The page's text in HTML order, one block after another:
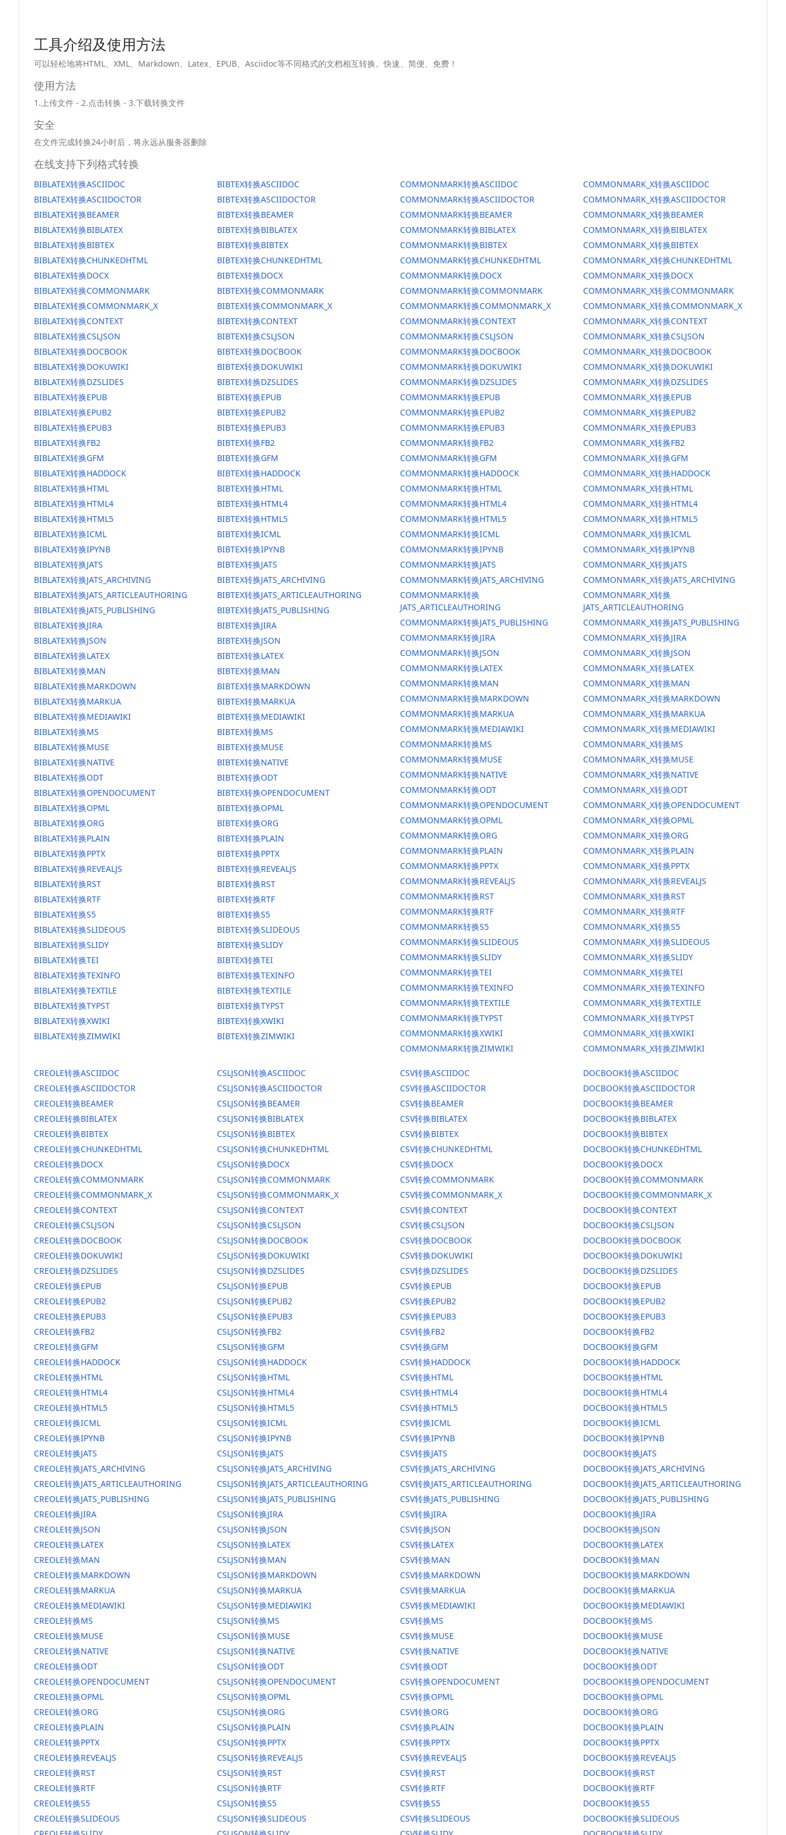
工具介绍及使用方法
可以轻松地将HTML、XML、Markdown、Latex、EPUB、Asciidoc等不同格式的文档相互转换。快速、简便、免费！
使用方法
1.上传文件 - 2.点击转换 - 3.下载转换文件
安全
在文件完成转换24小时后，将永远从服务器删除
在线支持下列格式转换
BIBLATEX转换ASCIIDOC
BIBLATEX转换ASCIIDOCTOR
BIBLATEX转换BEAMER
BIBLATEX转换BIBLATEX
BIBLATEX转换BIBTEX
BIBLATEX转换CHUNKEDHTML
BIBLATEX转换DOCX
BIBLATEX转换COMMONMARK
BIBLATEX转换COMMONMARK_X
BIBLATEX转换CONTEXT
BIBLATEX转换CSLJSON
BIBLATEX转换DOCBOOK
BIBLATEX转换DOKUWIKI
BIBLATEX转换DZSLIDES
BIBLATEX转换EPUB
BIBLATEX转换EPUB2
BIBLATEX转换EPUB3
BIBLATEX转换FB2
BIBLATEX转换GFM
BIBLATEX转换HADDOCK
BIBLATEX转换HTML
BIBLATEX转换HTML4
BIBLATEX转换HTML5
BIBLATEX转换ICML
BIBLATEX转换IPYNB
BIBLATEX转换JATS
BIBLATEX转换JATS_ARCHIVING
BIBLATEX转换JATS_ARTICLEAUTHORING
BIBLATEX转换JATS_PUBLISHING
BIBLATEX转换JIRA
BIBLATEX转换JSON
BIBLATEX转换LATEX
BIBLATEX转换MAN
BIBLATEX转换MARKDOWN
BIBLATEX转换MARKUA
BIBLATEX转换MEDIAWIKI
BIBLATEX转换MS
BIBLATEX转换MUSE
BIBLATEX转换NATIVE
BIBLATEX转换ODT
BIBLATEX转换OPENDOCUMENT
BIBLATEX转换OPML
BIBLATEX转换ORG
BIBLATEX转换PLAIN
BIBLATEX转换PPTX
BIBLATEX转换REVEALJS
BIBLATEX转换RST
BIBLATEX转换RTF
BIBLATEX转换S5
BIBLATEX转换SLIDEOUS
BIBLATEX转换SLIDY
BIBLATEX转换TEI
BIBLATEX转换TEXINFO
BIBLATEX转换TEXTILE
BIBLATEX转换TYPST
BIBLATEX转换XWIKI
BIBLATEX转换ZIMWIKI
BIBTEX转换ASCIIDOC
BIBTEX转换ASCIIDOCTOR
BIBTEX转换BEAMER
BIBTEX转换BIBLATEX
BIBTEX转换BIBTEX
BIBTEX转换CHUNKEDHTML
BIBTEX转换DOCX
BIBTEX转换COMMONMARK
BIBTEX转换COMMONMARK_X
BIBTEX转换CONTEXT
BIBTEX转换CSLJSON
BIBTEX转换DOCBOOK
BIBTEX转换DOKUWIKI
BIBTEX转换DZSLIDES
BIBTEX转换EPUB
BIBTEX转换EPUB2
BIBTEX转换EPUB3
BIBTEX转换FB2
BIBTEX转换GFM
BIBTEX转换HADDOCK
BIBTEX转换HTML
BIBTEX转换HTML4
BIBTEX转换HTML5
BIBTEX转换ICML
BIBTEX转换IPYNB
BIBTEX转换JATS
BIBTEX转换JATS_ARCHIVING
BIBTEX转换JATS_ARTICLEAUTHORING
BIBTEX转换JATS_PUBLISHING
BIBTEX转换JIRA
BIBTEX转换JSON
BIBTEX转换LATEX
BIBTEX转换MAN
BIBTEX转换MARKDOWN
BIBTEX转换MARKUA
BIBTEX转换MEDIAWIKI
BIBTEX转换MS
BIBTEX转换MUSE
BIBTEX转换NATIVE
BIBTEX转换ODT
BIBTEX转换OPENDOCUMENT
BIBTEX转换OPML
BIBTEX转换ORG
BIBTEX转换PLAIN
BIBTEX转换PPTX
BIBTEX转换REVEALJS
BIBTEX转换RST
BIBTEX转换RTF
BIBTEX转换S5
BIBTEX转换SLIDEOUS
BIBTEX转换SLIDY
BIBTEX转换TEI
BIBTEX转换TEXINFO
BIBTEX转换TEXTILE
BIBTEX转换TYPST
BIBTEX转换XWIKI
BIBTEX转换ZIMWIKI
COMMONMARK转换ASCIIDOC
COMMONMARK转换ASCIIDOCTOR
COMMONMARK转换BEAMER
COMMONMARK转换BIBLATEX
COMMONMARK转换BIBTEX
COMMONMARK转换CHUNKEDHTML
COMMONMARK转换DOCX
COMMONMARK转换COMMONMARK
COMMONMARK转换COMMONMARK_X
COMMONMARK转换CONTEXT
COMMONMARK转换CSLJSON
COMMONMARK转换DOCBOOK
COMMONMARK转换DOKUWIKI
COMMONMARK转换DZSLIDES
COMMONMARK转换EPUB
COMMONMARK转换EPUB2
COMMONMARK转换EPUB3
COMMONMARK转换FB2
COMMONMARK转换GFM
COMMONMARK转换HADDOCK
COMMONMARK转换HTML
COMMONMARK转换HTML4
COMMONMARK转换HTML5
COMMONMARK转换ICML
COMMONMARK转换IPYNB
COMMONMARK转换JATS
COMMONMARK转换JATS_ARCHIVING
COMMONMARK转换
JATS_ARTICLEAUTHORING
COMMONMARK转换JATS_PUBLISHING
COMMONMARK转换JIRA
COMMONMARK转换JSON
COMMONMARK转换LATEX
COMMONMARK转换MAN
COMMONMARK转换MARKDOWN
COMMONMARK转换MARKUA
COMMONMARK转换MEDIAWIKI
COMMONMARK转换MS
COMMONMARK转换MUSE
COMMONMARK转换NATIVE
COMMONMARK转换ODT
COMMONMARK转换OPENDOCUMENT
COMMONMARK转换OPML
COMMONMARK转换ORG
COMMONMARK转换PLAIN
COMMONMARK转换PPTX
COMMONMARK转换REVEALJS
COMMONMARK转换RST
COMMONMARK转换RTF
COMMONMARK转换S5
COMMONMARK转换SLIDEOUS
COMMONMARK转换SLIDY
COMMONMARK转换TEI
COMMONMARK转换TEXINFO
COMMONMARK转换TEXTILE
COMMONMARK转换TYPST
COMMONMARK转换XWIKI
COMMONMARK转换ZIMWIKI
COMMONMARK_X转换ASCIIDOC
COMMONMARK_X转换ASCIIDOCTOR
COMMONMARK_X转换BEAMER
COMMONMARK_X转换BIBLATEX
COMMONMARK_X转换BIBTEX
COMMONMARK_X转换CHUNKEDHTML
COMMONMARK_X转换DOCX
COMMONMARK_X转换COMMONMARK
COMMONMARK_X转换COMMONMARK_X
COMMONMARK_X转换CONTEXT
COMMONMARK_X转换CSLJSON
COMMONMARK_X转换DOCBOOK
COMMONMARK_X转换DOKUWIKI
COMMONMARK_X转换DZSLIDES
COMMONMARK_X转换EPUB
COMMONMARK_X转换EPUB2
COMMONMARK_X转换EPUB3
COMMONMARK_X转换FB2
COMMONMARK_X转换GFM
COMMONMARK_X转换HADDOCK
COMMONMARK_X转换HTML
COMMONMARK_X转换HTML4
COMMONMARK_X转换HTML5
COMMONMARK_X转换ICML
COMMONMARK_X转换IPYNB
COMMONMARK_X转换JATS
COMMONMARK_X转换JATS_ARCHIVING
COMMONMARK_X转换
JATS_ARTICLEAUTHORING
COMMONMARK_X转换JATS_PUBLISHING
COMMONMARK_X转换JIRA
COMMONMARK_X转换JSON
COMMONMARK_X转换LATEX
COMMONMARK_X转换MAN
COMMONMARK_X转换MARKDOWN
COMMONMARK_X转换MARKUA
COMMONMARK_X转换MEDIAWIKI
COMMONMARK_X转换MS
COMMONMARK_X转换MUSE
COMMONMARK_X转换NATIVE
COMMONMARK_X转换ODT
COMMONMARK_X转换OPENDOCUMENT
COMMONMARK_X转换OPML
COMMONMARK_X转换ORG
COMMONMARK_X转换PLAIN
COMMONMARK_X转换PPTX
COMMONMARK_X转换REVEALJS
COMMONMARK_X转换RST
COMMONMARK_X转换RTF
COMMONMARK_X转换S5
COMMONMARK_X转换SLIDEOUS
COMMONMARK_X转换SLIDY
COMMONMARK_X转换TEI
COMMONMARK_X转换TEXINFO
COMMONMARK_X转换TEXTILE
COMMONMARK_X转换TYPST
COMMONMARK_X转换XWIKI
COMMONMARK_X转换ZIMWIKI
CREOLE转换ASCIIDOC
CREOLE转换ASCIIDOCTOR
CREOLE转换BEAMER
CREOLE转换BIBLATEX
CREOLE转换BIBTEX
CREOLE转换CHUNKEDHTML
CREOLE转换DOCX
CREOLE转换COMMONMARK
CREOLE转换COMMONMARK_X
CREOLE转换CONTEXT
CREOLE转换CSLJSON
CREOLE转换DOCBOOK
CREOLE转换DOKUWIKI
CREOLE转换DZSLIDES
CREOLE转换EPUB
CREOLE转换EPUB2
CREOLE转换EPUB3
CREOLE转换FB2
CREOLE转换GFM
CREOLE转换HADDOCK
CREOLE转换HTML
CREOLE转换HTML4
CREOLE转换HTML5
CREOLE转换ICML
CREOLE转换IPYNB
CREOLE转换JATS
CREOLE转换JATS_ARCHIVING
CREOLE转换JATS_ARTICLEAUTHORING
CREOLE转换JATS_PUBLISHING
CREOLE转换JIRA
CREOLE转换JSON
CREOLE转换LATEX
CREOLE转换MAN
CREOLE转换MARKDOWN
CREOLE转换MARKUA
CREOLE转换MEDIAWIKI
CREOLE转换MS
CREOLE转换MUSE
CREOLE转换NATIVE
CREOLE转换ODT
CREOLE转换OPENDOCUMENT
CREOLE转换OPML
CREOLE转换ORG
CREOLE转换PLAIN
CREOLE转换PPTX
CREOLE转换REVEALJS
CREOLE转换RST
CREOLE转换RTF
CREOLE转换S5
CREOLE转换SLIDEOUS
CSLJSON转换ASCIIDOC
CSLJSON转换ASCIIDOCTOR
CSLJSON转换BEAMER
CSLJSON转换BIBLATEX
CSLJSON转换BIBTEX
CSLJSON转换CHUNKEDHTML
CSLJSON转换DOCX
CSLJSON转换COMMONMARK
CSLJSON转换COMMONMARK_X
CSLJSON转换CONTEXT
CSLJSON转换CSLJSON
CSLJSON转换DOCBOOK
CSLJSON转换DOKUWIKI
CSLJSON转换DZSLIDES
CSLJSON转换EPUB
CSLJSON转换EPUB2
CSLJSON转换EPUB3
CSLJSON转换FB2
CSLJSON转换GFM
CSLJSON转换HADDOCK
CSLJSON转换HTML
CSLJSON转换HTML4
CSLJSON转换HTML5
CSLJSON转换ICML
CSLJSON转换IPYNB
CSLJSON转换JATS
CSLJSON转换JATS_ARCHIVING
CSLJSON转换JATS_ARTICLEAUTHORING
CSLJSON转换JATS_PUBLISHING
CSLJSON转换JIRA
CSLJSON转换JSON
CSLJSON转换LATEX
CSLJSON转换MAN
CSLJSON转换MARKDOWN
CSLJSON转换MARKUA
CSLJSON转换MEDIAWIKI
CSLJSON转换MS
CSLJSON转换MUSE
CSLJSON转换NATIVE
CSLJSON转换ODT
CSLJSON转换OPENDOCUMENT
CSLJSON转换OPML
CSLJSON转换ORG
CSLJSON转换PLAIN
CSLJSON转换PPTX
CSLJSON转换REVEALJS
CSLJSON转换RST
CSLJSON转换RTF
CSLJSON转换S5
CSLJSON转换SLIDEOUS
CSV转换ASCIIDOC
CSV转换ASCIIDOCTOR
CSV转换BEAMER
CSV转换BIBLATEX
CSV转换BIBTEX
CSV转换CHUNKEDHTML
CSV转换DOCX
CSV转换COMMONMARK
CSV转换COMMONMARK_X
CSV转换CONTEXT
CSV转换CSLJSON
CSV转换DOCBOOK
CSV转换DOKUWIKI
CSV转换DZSLIDES
CSV转换EPUB
CSV转换EPUB2
CSV转换EPUB3
CSV转换FB2
CSV转换GFM
CSV转换HADDOCK
CSV转换HTML
CSV转换HTML4
CSV转换HTML5
CSV转换ICML
CSV转换IPYNB
CSV转换JATS
CSV转换JATS_ARCHIVING
CSV转换JATS_ARTICLEAUTHORING
CSV转换JATS_PUBLISHING
CSV转换JIRA
CSV转换JSON
CSV转换LATEX
CSV转换MAN
CSV转换MARKDOWN
CSV转换MARKUA
CSV转换MEDIAWIKI
CSV转换MS
CSV转换MUSE
CSV转换NATIVE
CSV转换ODT
CSV转换OPENDOCUMENT
CSV转换OPML
CSV转换ORG
CSV转换PLAIN
CSV转换PPTX
CSV转换REVEALJS
CSV转换RST
CSV转换RTF
CSV转换S5
CSV转换SLIDEOUS
DOCBOOK转换ASCIIDOC
DOCBOOK转换ASCIIDOCTOR
DOCBOOK转换BEAMER
DOCBOOK转换BIBLATEX
DOCBOOK转换BIBTEX
DOCBOOK转换CHUNKEDHTML
DOCBOOK转换DOCX
DOCBOOK转换COMMONMARK
DOCBOOK转换COMMONMARK_X
DOCBOOK转换CONTEXT
DOCBOOK转换CSLJSON
DOCBOOK转换DOCBOOK
DOCBOOK转换DOKUWIKI
DOCBOOK转换DZSLIDES
DOCBOOK转换EPUB
DOCBOOK转换EPUB2
DOCBOOK转换EPUB3
DOCBOOK转换FB2
DOCBOOK转换GFM
DOCBOOK转换HADDOCK
DOCBOOK转换HTML
DOCBOOK转换HTML4
DOCBOOK转换HTML5
DOCBOOK转换ICML
DOCBOOK转换IPYNB
DOCBOOK转换JATS
DOCBOOK转换JATS_ARCHIVING
DOCBOOK转换JATS_ARTICLEAUTHORING
DOCBOOK转换JATS_PUBLISHING
DOCBOOK转换JIRA
DOCBOOK转换JSON
DOCBOOK转换LATEX
DOCBOOK转换MAN
DOCBOOK转换MARKDOWN
DOCBOOK转换MARKUA
DOCBOOK转换MEDIAWIKI
DOCBOOK转换MS
DOCBOOK转换MUSE
DOCBOOK转换NATIVE
DOCBOOK转换ODT
DOCBOOK转换OPENDOCUMENT
DOCBOOK转换OPML
DOCBOOK转换ORG
DOCBOOK转换PLAIN
DOCBOOK转换PPTX
DOCBOOK转换REVEALJS
DOCBOOK转换RST
DOCBOOK转换RTF
DOCBOOK转换S5
DOCBOOK转换SLIDEOUS